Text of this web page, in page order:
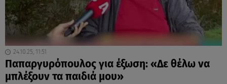
24.10.25, 11:51
Παπαργυρόπουλος για έξωση: «Δε θέλω να
μπλέξουν τα παιδιά μου»